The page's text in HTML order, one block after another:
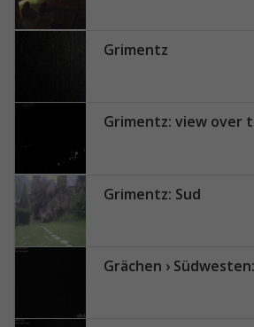
Grimentz
Grimentz: view over the
Grimentz: Sud
Grächen › Südwesten: